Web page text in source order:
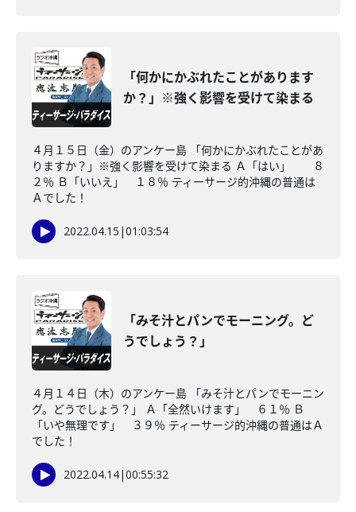
「何かにかぶれたことがあります
か？」※強く影響を受けて染まる
４月１５日（金）のアンケー島 「何かにかぶれたことがあ
りますか？」※強く影響を受けて染まる Ａ「はい」 ８
２％ Ｂ「いいえ」 １８％ ティーサージ的沖縄の普通は
Ａでした！
2022.04.15 |01:03:54
「みそ汁とパンでモーニング。ど
うでしょう？」
４月１４日（木）のアンケー島 「みそ汁とパンでモーニン
グ。どうでしょう？」 Ａ「全然いけます」 ６１％ Ｂ
「いや無理です」 ３９％ ティーサージ的沖縄の普通はＡ
でした！
2022.04.14|00:55:32